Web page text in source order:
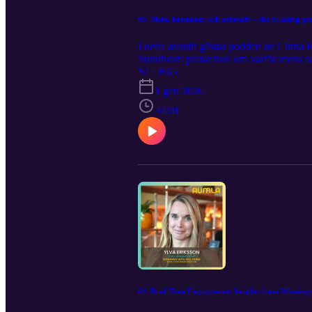
65. Mens, hormoner och arbetsliv – det vi aldrig
I detta avsnitt gästas podden av Cinna
Sundholm pratar hon om varför mens
prestation för hälften av alla
påverkar menscykeln och kvinnors
strategisk fråga för HR, chefer och
hållbart välmående, minskad
tillgängligt i Aumla-appen. Läs mer
Sundholm för stöd genom
henne på Flow Of She Instagram eller
S1 · E65
1 gen 2026
34:01
64. Real-Time Engagement: Insights from